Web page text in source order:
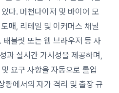
다. 머천다이저 및 바이어 모
매, 리테일 및 이커머스 채널
블릿 또는 웹 브라우저 등 사
과 실시간 가시성을 제공하며,
요구 사항을 자동으로 롤업
황에서의 자가 격리 및 출장 규